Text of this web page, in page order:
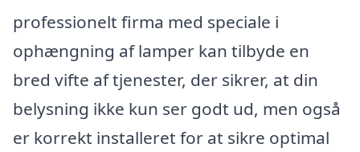
professionelt firma med speciale i
ophængning af lamper kan tilbyde en
bred vifte af tjenester, der sikrer, at din
belysning ikke kun ser godt ud, men også
er korrekt installeret for at sikre optimal